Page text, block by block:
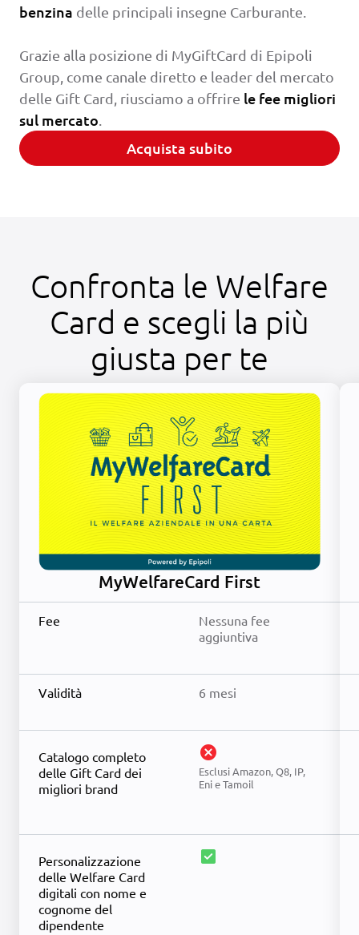
benzina delle principali insegne Carburante.
Grazie alla posizione di MyGiftCard di Epipoli
Group, come canale diretto e leader del mercato
delle Gift Card, riusciamo a offrire le fee migliori
sul mercato
Acquista subito
Confronta le Welfare
Card e scegli la più
giusta per te
MyWelfareCard First
Fee
Nessuna fee
aggiuntiva
Validità 6 mesi
Catalogo completo
delle Gift Card dei
migliori brand
cancel
Esclusi Amazon, Q8, IP,
Eni e Tamoil
Personalizzazione
delle Welfare Card
digitali con nome e
cognome del
dipendente
check_box